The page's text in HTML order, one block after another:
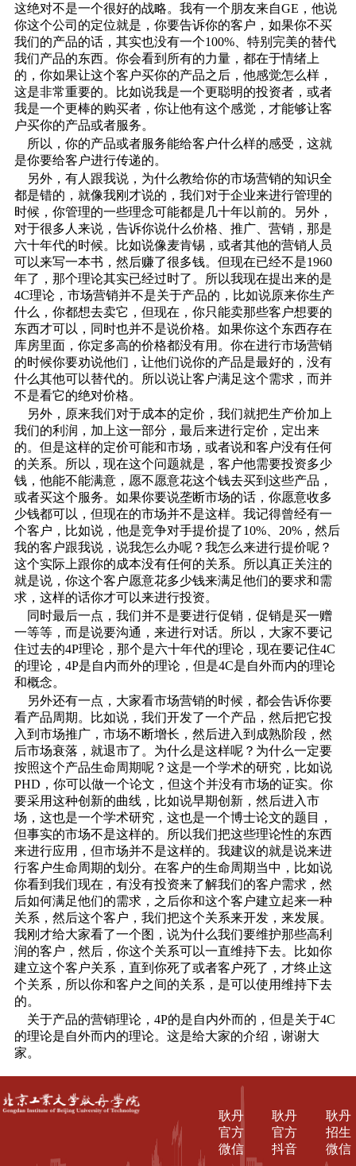
这绝对不是一个很好的战略。我有一个朋友来自GE，他说
你这个公司的定位就是，你要告诉你的客户，如果你不买
我们的产品的话，其实也没有一个100%、特别完美的替代
我们产品的东西。你会看到所有的力量，都在于情绪上
的，你如果让这个客户买你的产品之后，他感觉怎么样，
这是非常重要的。比如说我是一个更聪明的投资者，或者
我是一个更棒的购买者，你让他有这个感觉，才能够让客
户买你的产品或者服务。
所以，你的产品或者服务能给客户什么样的感受，这就
是你要给客户进行传递的。
另外，有人跟我说，为什么教给你的市场营销的知识全
都是错的，就像我刚才说的，我们对于企业来进行管理的
时候，你管理的一些理念可能都是几十年以前的。另外，
对于很多人来说，告诉你说什么价格、推广、营销，那是
六十年代的时候。比如说像麦肯锡，或者其他的营销人员
可以来写一本书，然后赚了很多钱。但现在已经不是1960
年了，那个理论其实已经过时了。所以我现在提出来的是
4C理论，市场营销并不是关于产品的，比如说原来你生产
什么，你都想去卖它，但现在，你只能卖那些客户想要的
东西才可以，同时也并不是说价格。如果你这个东西存在
库房里面，你定多高的价格都没有用。你在进行市场营销
的时候你要劝说他们，让他们说你的产品是最好的，没有
什么其他可以替代的。所以说让客户满足这个需求，而并
不是看它的绝对价格。
另外，原来我们对于成本的定价，我们就把生产价加上
我们的利润，加上这一部分，最后来进行定价，定出来
的。但是这样的定价可能和市场，或者说和客户没有任何
的关系。所以，现在这个问题就是，客户他需要投资多少
钱，他能不能满意，愿不愿意花这个钱去买到这些产品，
或者买这个服务。如果你要说垄断市场的话，你愿意收多
少钱都可以，但现在的市场并不是这样。我记得曾经有一
个客户，比如说，他是竞争对手提价提了10%、20%，然后
我的客户跟我说，说我怎么办呢？我怎么来进行提价呢？
这个实际上跟你的成本没有任何的关系。所以真正关注的
就是说，你这个客户愿意花多少钱来满足他们的要求和需
求，这样的话你才可以来进行投资。
同时最后一点，我们并不是要进行促销，促销是买一赠
一等等，而是说要沟通，来进行对话。所以，大家不要记
住过去的4P理论，那个是六十年代的理论，现在要记住4C
的理论，4P是自内而外的理论，但是4C是自外而内的理论
和概念。
另外还有一点，大家看市场营销的时候，都会告诉你要
看产品周期。比如说，我们开发了一个产品，然后把它投
入到市场推广，市场不断增长，然后进入到成熟阶段，然
后市场衰落，就退市了。为什么是这样呢？为什么一定要
按照这个产品生命周期呢？这是一个学术的研究，比如说
PHD，你可以做一个论文，但这个并没有市场的证实。你
要采用这种创新的曲线，比如说早期创新，然后进入市
场，这也是一个学术研究，这也是一个博士论文的题目，
但事实的市场不是这样的。所以我们把这些理论性的东西
来进行应用，但市场并不是这样的。我建议的就是说来进
行客户生命周期的划分。在客户的生命周期当中，比如说
你看到我们现在，有没有投资来了解我们的客户需求，然
后如何满足他们的需求，之后你和这个客户建立起来一种
关系，然后这个客户，我们把这个关系来开发，来发展。
我刚才给大家看了一个图，说为什么我们要维护那些高利
润的客户，然后，你这个关系可以一直维持下去。比如你
建立这个客户关系，直到你死了或者客户死了，才终止这
个关系，所以你和客户之间的关系，是可以使用维持下去
的。
关于产品的营销理论，4P的是自内外而的，但是关于4C
的理论是自外而内的理论。这是给大家的介绍，谢谢大
家。
耿丹
招生
微信
耿丹
官方
抖音
耿丹
官方
微信